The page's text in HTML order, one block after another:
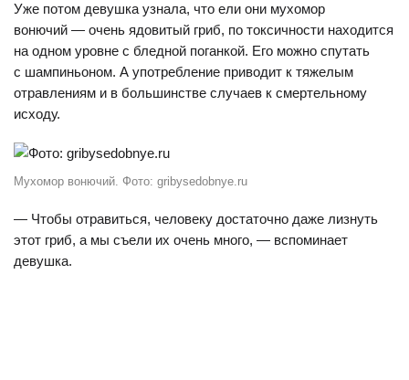
Уже потом девушка узнала, что ели они мухомор
вонючий — очень ядовитый гриб, по токсичности находится
на одном уровне с бледной поганкой. Его можно спутать
с шампиньоном. А употребление приводит к тяжелым
отравлениям и в большинстве случаев к смертельному
исходу.
Мухомор вонючий. Фото: gribysedobnye.ru
— Чтобы отравиться, человеку достаточно даже лизнуть
этот гриб, а мы съели их очень много, — вспоминает
девушка.